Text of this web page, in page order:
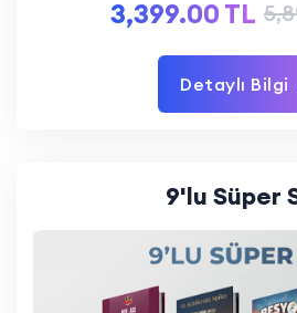
3,399.00 TL
Detaylı Bilgi
9'lu Süper